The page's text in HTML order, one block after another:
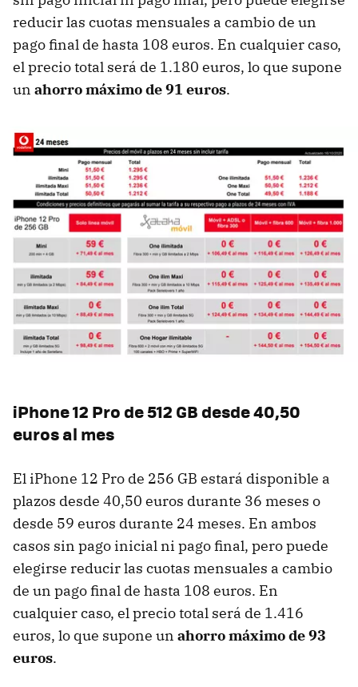
reducir las cuotas mensuales a cambio de un
pago final de hasta 108 euros. En cualquier caso,
el precio total será de 1.180 euros, lo que supone
un ahorro máximo de 91 euros.
iPhone 12 Pro de 512 GB desde 40,50
euros al mes
El iPhone 12 Pro de 256 GB estará disponible a
plazos desde 40,50 euros durante 36 meses o
desde 59 euros durante 24 meses. En ambos
casos sin pago inicial ni pago final, pero puede
elegirse reducir las cuotas mensuales a cambio
de un pago final de hasta 108 euros. En
cualquier caso, el precio total será de 1.416
euros, lo que supone un ahorro máximo de 93
euros.